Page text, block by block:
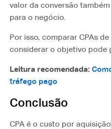
valor da conversão
para o negócio.
Por isso, comparar CPAs
considerar o objetivo pode
Leitura recomendada:
tráfego pago
Conclusão
CPA é o custo por